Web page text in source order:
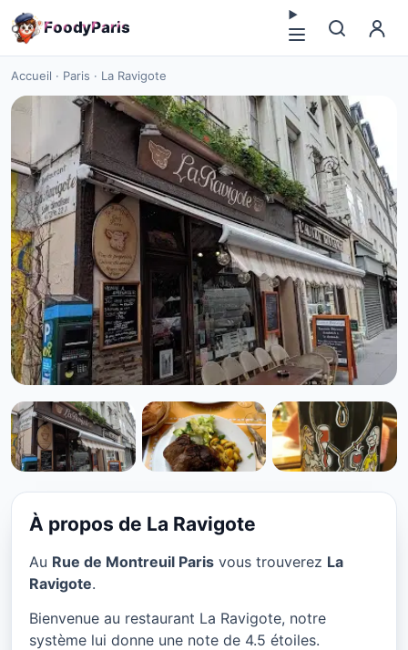
FoodyParis
Accueil · Paris · La Ravigote
CUISINE EUROPÉENNE
La Ravigote à Paris
★ 4.5/5
À propos de La Ravigote
Au Rue de Montreuil Paris vous trouverez La
Ravigote.
Bienvenue au restaurant La Ravigote, notre
système lui donne une note de 4.5 étoiles.